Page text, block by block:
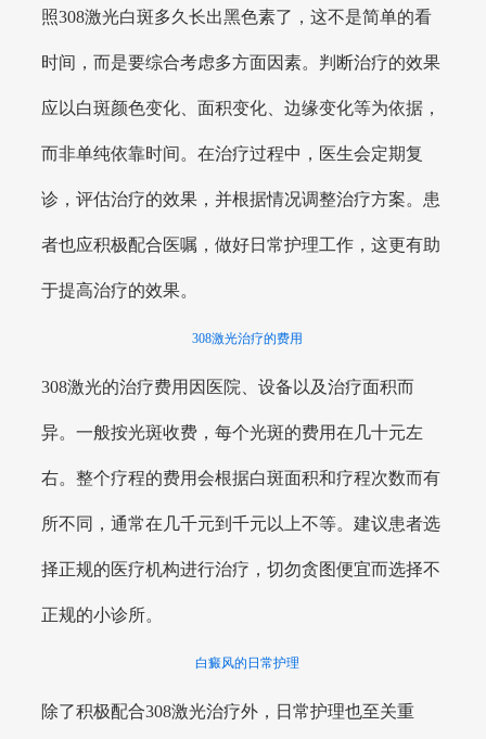
照308激光白斑多久长出黑色素了，这不是简单的看
时间，而是要综合考虑多方面因素。判断治疗的效果
应以白斑颜色变化、面积变化、边缘变化等为依据，
而非单纯依靠时间。在治疗过程中，医生会定期复
诊，评估治疗的效果，并根据情况调整治疗方案。患
者也应积极配合医嘱，做好日常护理工作，这更有助
于提高治疗的效果。
308激光治疗的费用
308激光的治疗费用因医院、设备以及治疗面积而
异。一般按光斑收费，每个光斑的费用在几十元左
右。整个疗程的费用会根据白斑面积和疗程次数而有
所不同，通常在几千元到千元以上不等。建议患者选
择正规的医疗机构进行治疗，切勿贪图便宜而选择不
正规的小诊所。
白癜风的日常护理
除了积极配合308激光治疗外，日常护理也至关重